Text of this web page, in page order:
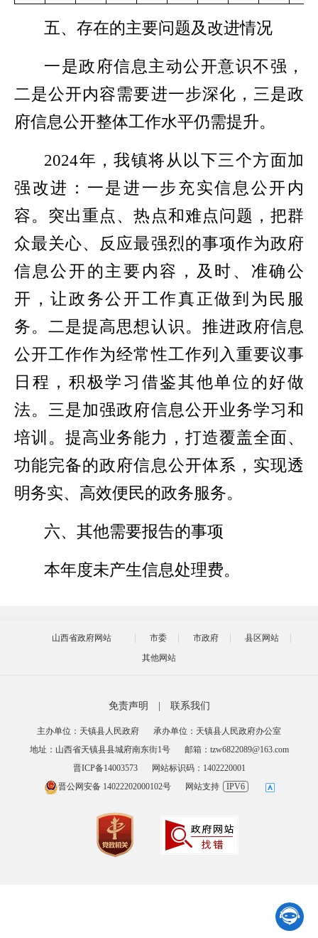

五、存在的主要问题及改进情况
一是政府信息主动公开意识不强，
二是公开内容需要进一步深化，三是政
府信息公开整体工作水平仍需提升。
2024年，我镇将从以下三个方面加
强改进：一是进一步充实信息公开内
容。突出重点、热点和难点问题，把群
众最关心、反应最强烈的事项作为政府
信息公开的主要内容，及时、准确公
开，让政务公开工作真正做到为民服
务。二是提高思想认识。推进政府信息
公开工作作为经常性工作列入重要议事
日程，积极学习借鉴其他单位的好做
法。三是加强政府信息公开业务学习和
培训。提高业务能力，打造覆盖全面、
功能完备的政府信息公开体系，实现透
明务实、高效便民的政务服务。
六、其他需要报告的事项
本年度未产生信息处理费。
山西省政府网站 市委 市政府
县区网站
其他网站
免责声明 联系我们
主办单位：天镇县人民政府
承办单位：天镇县人民政府办公室
地址：山西省天镇县县城府南东街1号
邮箱：tzw6822089@163.com
晋ICP备14003573
网站标识码：1402220001
晋公网安备 14022202000102号
网站支持 IPV6